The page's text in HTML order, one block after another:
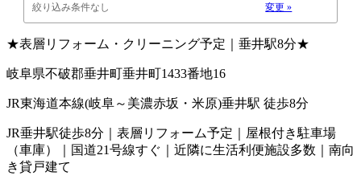
絞り込み条件なし 変更 »
★表層リフォーム・クリーニング予定｜垂井駅8分★
岐阜県不破郡垂井町垂井町1433番地16
JR東海道本線(岐阜～美濃赤坂・米原)垂井駅 徒歩8分
JR垂井駅徒歩8分｜表層リフォーム予定｜屋根付き駐車場
（車庫）｜国道21号線すぐ｜近隣に生活利便施設多数｜南向
き貸戸建て